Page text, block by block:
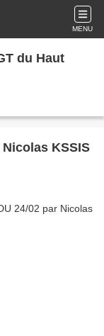
MENU
du Haut
Nicolas KSSIS